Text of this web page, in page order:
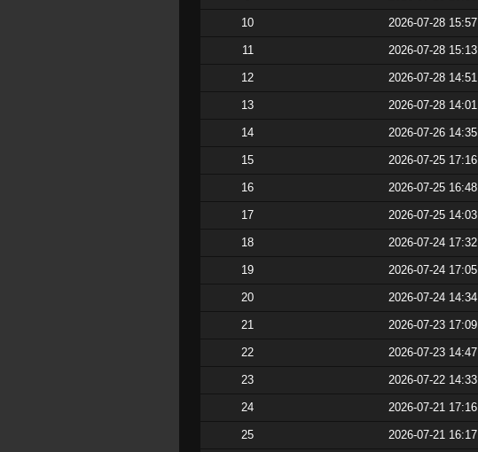
10 2026-07-28 15:57
11 2026-07-28 15:13
12 2026-07-28 14:51
13 2026-07-28 14:01
14 2026-07-26 14:35
15 2026-07-25 17:16
16 2026-07-25 16:48
17 2026-07-25 14:03
18 2026-07-24 17:32
19 2026-07-24 17:05
20 2026-07-24 14:34
21 2026-07-23 17:09
22 2026-07-23 14:47
23 2026-07-22 14:33
24 2026-07-21 17:16
25 2026-07-21 16:17